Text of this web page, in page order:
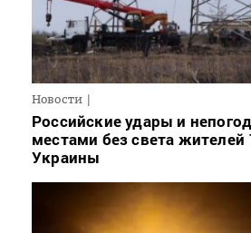
Новости
Российские удары и
местами без света жителей
Украины